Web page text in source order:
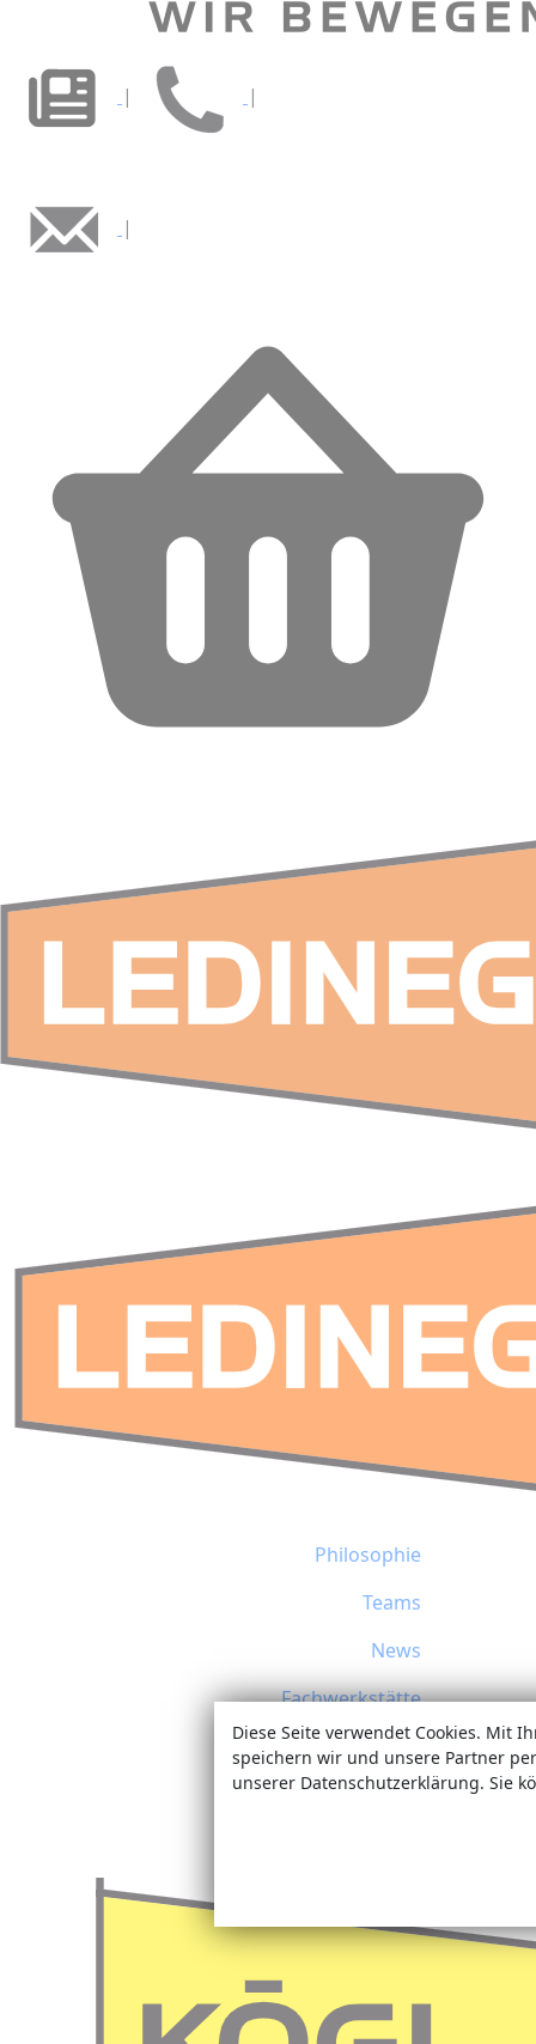
| |
|
Philosophie
Teams
News
Fachwerkstätte
Termine
Sonderanfertigungen
Diese Seite verwendet Cookies. Mit
speichern wir und unsere Partner
unserer Datenschutzerklärung. Sie